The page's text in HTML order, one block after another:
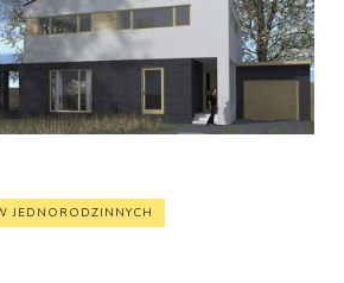
JEDNORODZINNYCH